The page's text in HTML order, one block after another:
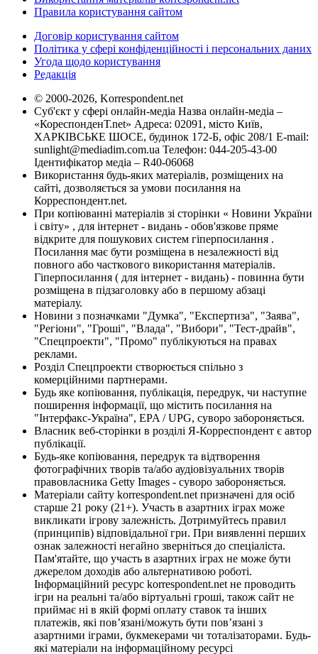
Правила користування сайтом
Договір користування сайтом
Політика у сфері конфіденційності і персональних даних
Угода щодо користування
Редакція
© 2000-2026, Korrespondent.net
Суб'єкт у сфері онлайн-медіа Назва онлайн-медіа –
«КореспонденТ.net» Адреса: 02091, місто Київ,
ХАРКІВСЬКЕ ШОСЕ, будинок 172-Б, офіс 208/1 E-mail:
sunlight@mediadim.com.ua Телефон: 044-205-43-00
Ідентифікатор медіа – R40-06068
Використання будь-яких матеріалів, розміщених на
сайті, дозволяється за умови посилання на
Корреспондент.net.
При копіюванні матеріалів зі сторінки « Новини України
і світу» , для інтернет - видань - обов'язкове пряме
відкрите для пошукових систем гіперпосилання .
Посилання має бути розміщена в незалежності від
повного або часткового використання матеріалів.
Гіперпосилання ( для інтернет - видань) - повинна бути
розміщена в підзаголовку або в першому абзаці
матеріалу.
Новини з позначками "Думка", "Експертиза", "Заява",
"Регіони", "Гроші", "Влада", "Вибори", "Тест-драйв",
"Спецпроекти", "Промо" публікуються на правах
реклами.
Розділ Спецпроекти створюється спільно з
комерційними партнерами.
Будь яке копіювання, публікація, передрук, чи наступне
поширення інформації, що містить посилання на
"Інтерфакс-Україна", EPA / UPG, суворо забороняється.
Власник веб-сторінки в розділі Я-Корреспондент є автор
публікації.
Будь-яке копіювання, передрук та відтворення
фотографічних творів та/або аудіовізуальних творів
правовласника Getty Images - суворо забороняється.
Матеріали сайту korrespondent.net призначені для осіб
старше 21 року (21+). Участь в азартних іграх може
викликати ігрову залежність. Дотримуйтесь правил
(принципів) відповідальної гри. При виявленні перших
ознак залежності негайно зверніться до спеціаліста.
Пам'ятайте, що участь в азартних іграх не може бути
джерелом доходів або альтернативою роботі.
Інформаційний ресурс korrespondent.net не проводить
ігри на реальні та/або віртуальні гроші, також сайт не
приймає ні в якій формі оплату ставок та інших
платежів, які пов’язані/можуть бути пов’язані з
азартними іграми, букмекерами чи тоталізаторами. Будь-
які матеріали на інформаційному ресурсі